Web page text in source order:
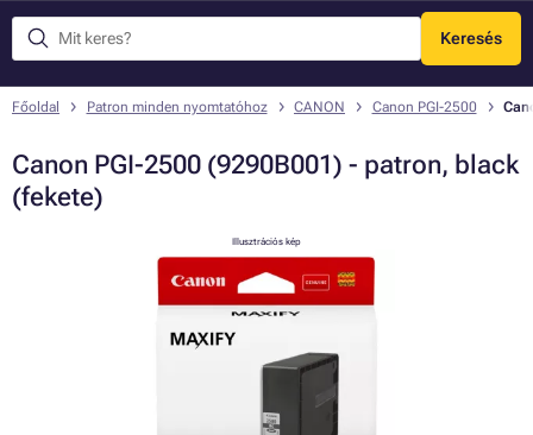
Keresés
Menü
Főoldal Patron minden nyomtatóhoz CANON Canon PGI-2500
Canon PGI-2500 (9290B001) - patron, black
(fekete)
Illusztrációs kép